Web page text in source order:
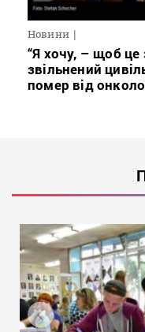
Новини
“Я хочу, – щоб
звільнений
помер від